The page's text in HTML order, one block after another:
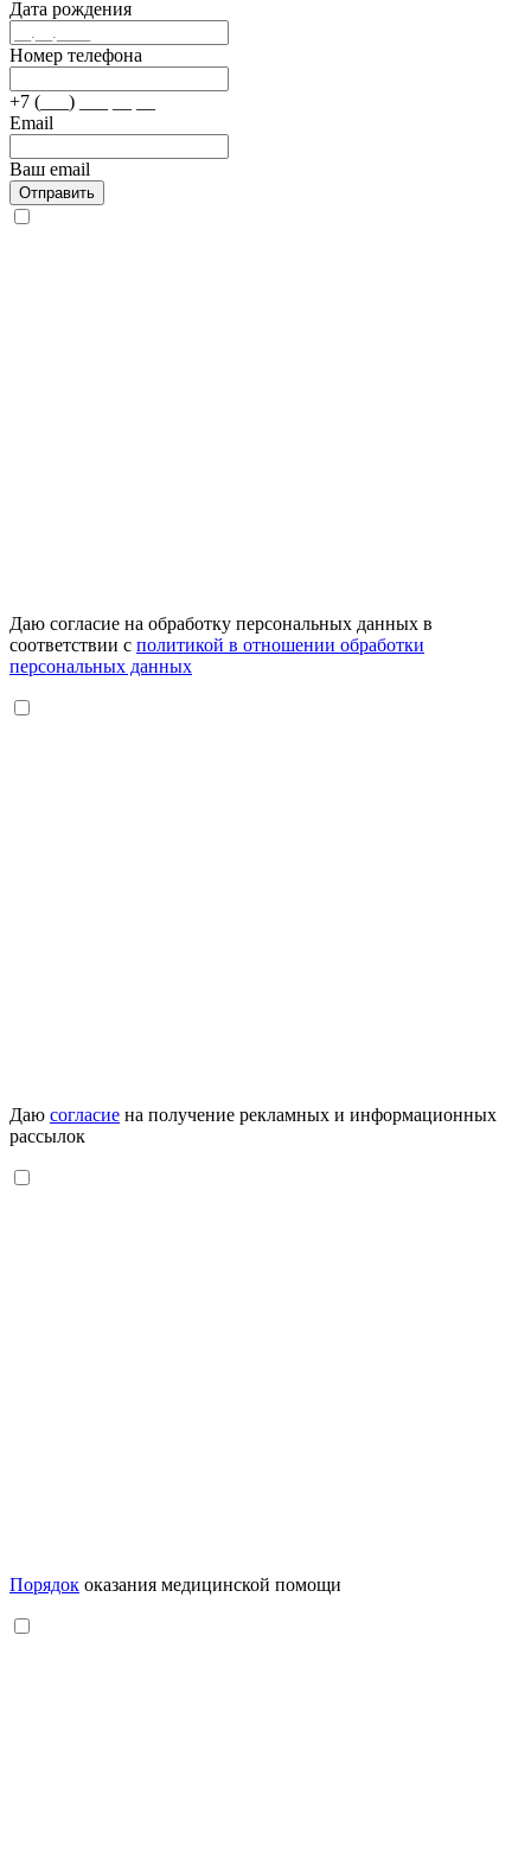
Дата рождения
Номер телефона
+7 (___) ___ __ __
Email
Ваш email
Отправить
Даю согласие на обработку персональных данных в
соответствии с политикой в отношении обработки
персональных данных
Даю согласие на получение рекламных и информационных
рассылок
Порядок оказания медицинской помощи